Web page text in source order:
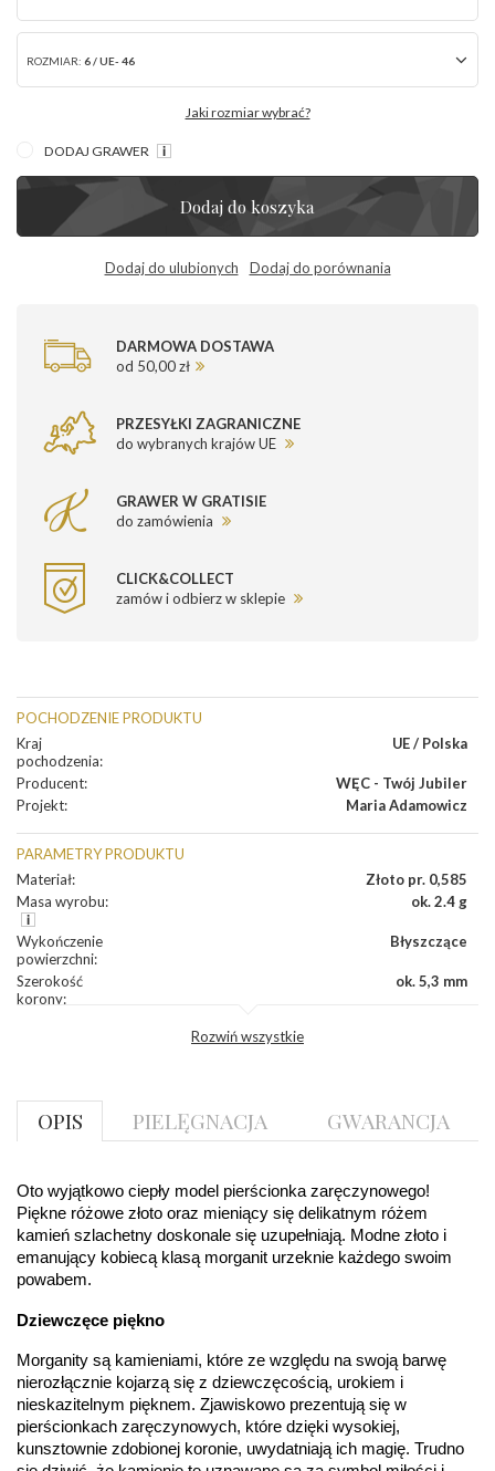
ROZMIAR: 6 / UE- 46
Jaki rozmiar wybrać?
DODAJ GRAWER
Dodaj do koszyka
Dodaj do ulubionych Dodaj do porównania
DARMOWA DOSTAWA
od 50,00 zł
PRZESYŁKI ZAGRANICZNE
do wybranych krajów UE
GRAWER W GRATISIE
do zamówienia
CLICK&COLLECT
zamów i odbierz w sklepie
POCHODZENIE PRODUKTU
Kraj
pochodzenia:
UE / Polska
Producent:
WĘC - Twój Jubiler
Projekt: Maria Adamowicz
PARAMETRY PRODUKTU
Materiał:
Złoto pr. 0,585
Masa wyrobu: ok. 2.4 g
Wykończenie
powierzchni:
Błyszczące
Szerokość
korony:
ok. 5,3 mm
Szerokość szyny
bok:
Rodzaje
kamieni
Morganit
Liczba kamieni:
Morganit - 1 szt.
Szlif kamieni:
Fasetowy okrągły
Masa kamieni
(łącznie)
DIAMENTY
Producent
odpowiedzialny :
WĘC-Twój Jubiler S.C. Artur Węc, Małgorzata
Suchan, ul. Kurczaba 3, 30-868 Kraków; NIP:
679-25-92-107; sklep@wec.com.pl
Rozwiń wszystkie
OPIS PIELĘGNACJA GWARANCJA
Oto wyjątkowo ciepły model pierścionka zaręczynowego!
Piękne różowe złoto oraz mieniący się delikatnym różem
kamień szlachetny doskonale się uzupełniają. Modne złoto i
emanujący kobiecą klasą morganit urzeknie każdego swoim
powabem.
Dziewczęce piękno
Morganity są kamieniami, które ze względu na swoją barwę
nierozłącznie kojarzą się z dziewczęcością, urokiem i
nieskazitelnym pięknem. Zjawiskowo prezentują się w
pierścionkach zaręczynowych, które dzięki wysokiej,
kunsztownie zdobionej koronie, uwydatniają ich magię. Trudno